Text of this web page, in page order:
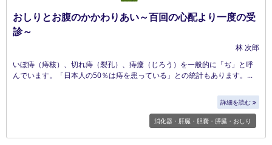
おしりとお腹のかかわりあい～百回の心配より一度の受
診～
林 次郎
いぼ痔（痔核）、切れ痔（裂孔）、痔瘻（じろう）を一般的に「ぢ」と呼
んでいます。「日本人の50％は痔を患っている」との統計もあります。
詳細を読む
消化器・肝臓・胆嚢・膵臓・おしり